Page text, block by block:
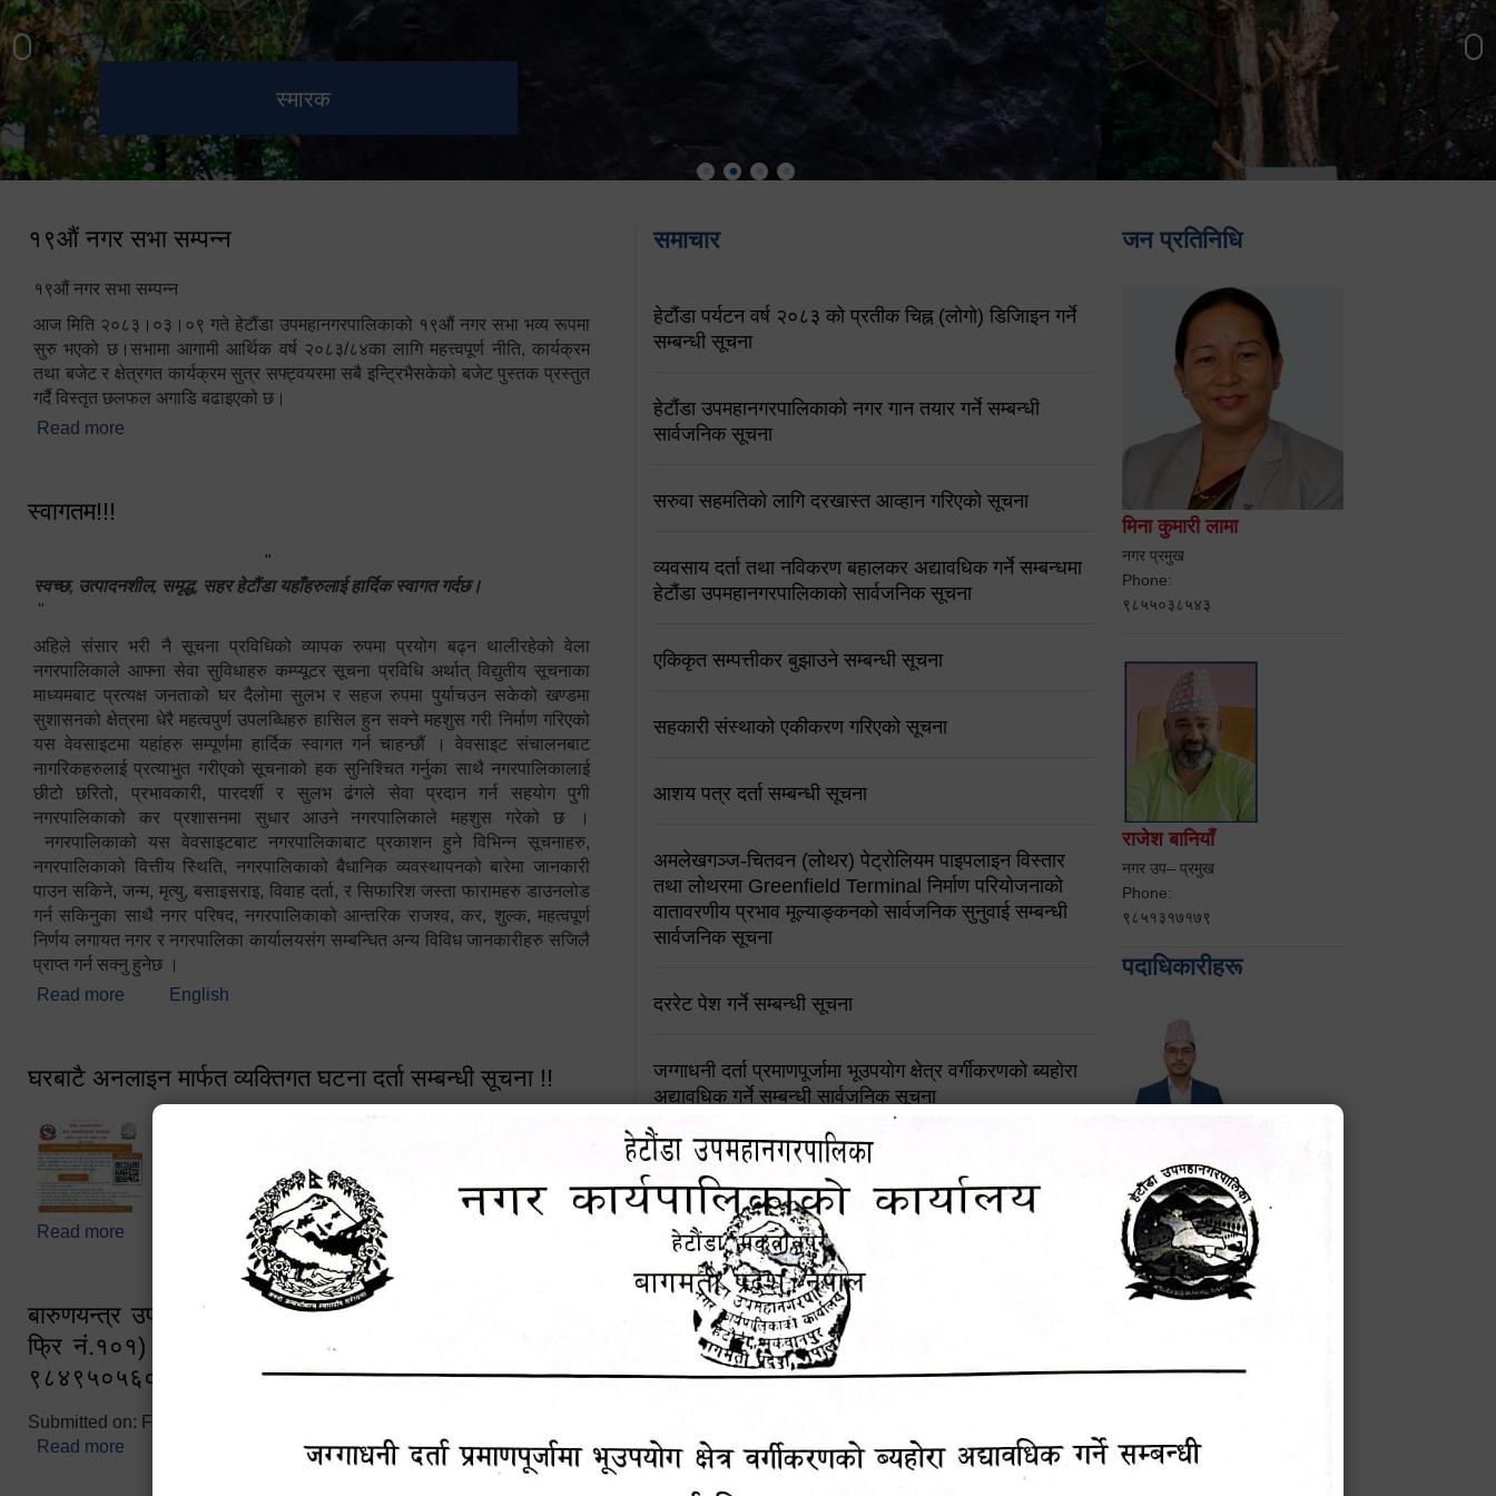
भुटनदेवी मन्दिर
स्मारक
हेटौंडा उपमहानगरपालिका नगर
कार्यपालिकाको कार्यालय
मनकामना डाँडाबाट देखिएको दृश्य
१९औं नगर सभा सम्पन्न
१९औं नगर सभा सम्पन्न
आज मिति २०८३।०३।०९ गते हेटौंडा उपमहानगरपालिकाको १९औं नगर सभा भव्य रूपमा
सुरु भएको छ।सभामा आगामी आर्थिक वर्ष २०८३/८४का लागि महत्त्वपूर्ण नीति, कार्यक्रम
तथा बजेट र क्षेत्रगत कार्यक्रम सुत्र सफ्ट्वयरमा सबै इन्ट्रिभैसकेको बजेट पुस्तक प्रस्तुत
गर्दै विस्तृत छलफल अगाडि बढाइएको छ।
Read more
स्वागतम!!!
"
स्वच्छ, उत्पादनशील, समृद्ध, सहर हेटौंडा यहाँहरुलाई हार्दिक स्वागत गर्दछ।
"
अहिले संसार भरी नै सूचना प्रविधिको व्यापक रुपमा प्रयोग बढ्न थालीरहेको वेला
नगरपालिकाले आफ्ना सेवा सुविधाहरु कम्प्यूटर सूचना प्रविधि अर्थात् विद्युतीय सूचनाका
माध्यमबाट प्रत्यक्ष जनताको घर दैलोमा सुलभ र सहज रुपमा पुर्याचउन सकेको खण्डमा
सुशासनको क्षेत्रमा धेरै महत्वपुर्ण उपलब्धिहरु हासिल हुन सक्ने महशुस गरी निर्माण गरिएको
यस वेवसाइटमा यहांहरु सम्पूर्णमा हार्दिक स्वागत गर्न चाहन्छौं । वेवसाइट संचालनबाट
नागरिकहरुलाई प्रत्याभुत गरीएको सूचनाको हक सुनिश्चित गर्नुका साथै नगरपालिकालाई
छीटो छरितो, प्रभावकारी, पारदर्शी र सुलभ ढंगले सेवा प्रदान गर्न सहयोग पुगी
नगरपालिकाको कर प्रशासनमा सुधार आउने नगरपालिकाले महशुस गरेको छ ।
नगरपालिकाको यस वेवसाइटबाट नगरपालिकाबाट प्रकाशन हुने विभिन्न सूचनाहरु,
नगरपालिकाको वित्तीय स्थिति, नगरपालिकाको बैधानिक व्यवस्थापनको बारेमा जानकारी
पाउन सकिने, जन्म, मृत्यु, बसाइसराइ, विवाह दर्ता, र सिफारिश जस्ता फारामहरु डाउनलोड
गर्न सकिनुका साथै नगर परिषद, नगरपालिकाको आन्तरिक राजश्व, कर, शुल्क, महत्वपूर्ण
निर्णय लगायत नगर र नगरपालिका कार्यालयसंग सम्बन्धित अन्य विविध जानकारीहरु सजिलै
प्राप्त गर्न सक्नु हुनेछ ।
Read more about स्वागतम!!!
English
घरबाटै अनलाइन मार्फत व्यक्तिगत घटना दर्ता सम्बन्धी सूचना !!
Read more about घरबाटै अनलाइन मार्फत व्यक्तिगत घटना दर्ता सम्बन्धी सूचना !!
बारुणयन्त्र उपशाखा इन्चार्जको सम्पर्क नं. ९८४१६४५३५६ (टोल
फ्रि नं.१०१) फोन नं. ०५७-५२०६७७ शव बहान चालकको नं.
९८४९५०५६००
Submitted on: Fri, 02/25/2022 - 10:50
Read more about बारुणयन्त्र उपशाखा इन्चार्जको सम्पर्क नं. ९८४१६४५३५६ (टोल फ्रि
नं.१०१) फोन नं. ०५७-५२०६७७ शव बहान चालकको नं. ९८४९५०५६००
समाचार
हेटौंडा पर्यटन वर्ष २०८३ को प्रतीक चिह्न (लोगो) डिजिाइन गर्ने
सम्बन्धी सूचना
हेटौंडा उपमहानगरपालिकाको नगर गान तयार गर्ने सम्बन्धी
सार्वजनिक सूचना
सरुवा सहमतिको लागि दरखास्त आव्हान गरिएको सूचना
व्यवसाय दर्ता तथा नविकरण बहालकर अद्यावधिक गर्ने सम्बन्धमा
हेटौंडा उपमहानगरपालिकाको सार्वजनिक सूचना
एकिकृत सम्पत्तीकर बुझाउने सम्बन्धी सूचना
सहकारी संस्थाको एकीकरण गरिएको सूचना
आशय पत्र दर्ता सम्बन्धी सूचना
अमलेखगञ्ज-चितवन (लोथर) पेट्रोलियम पाइपलाइन विस्तार
तथा लोथरमा Greenfield Terminal निर्माण परियोजनाको
वातावरणीय प्रभाव मूल्याङ्कनको सार्वजनिक सुनुवाई सम्बन्धी
सार्वजनिक सूचना
दररेट पेश गर्ने सम्बन्धी सूचना
जग्गाधनी दर्ता प्रमाणपूर्जामा भूउपयोग क्षेत्र वर्गीकरणको ब्यहोरा
अद्यावधिक गर्ने सम्बन्धी सार्वजनिक सूचना
आशय पत्र दर्ता सम्बन्धी सूचना
शिक्षक सरुवा सहमतिका लागि दरखास्त आव्हान सम्बन्धी सूचना !
हेटौंडा उपमहानगरपालिकाको सूची दर्ता सम्बन्धी सूचना
चुरियामाई सुरुङको संरक्षण तथा व्यवस्थापनको जिम्मेवारी
पोषाक र परिचयपत्र अनिवार्य लगाउने सम्बन्धमा ।
जन प्रतिनिधि
मिना कुमारी लामा
नगर प्रमुख
Phone:
९८५५०३८५४३
राजेश बानियाँ
नगर उप– प्रमुख
Phone:
९८५१३१७१७९
पदाधिकारीहरू
प्रमुख प्रशासकीय अधिकृत
Phone: 9855010111
सविन न्यौपाने